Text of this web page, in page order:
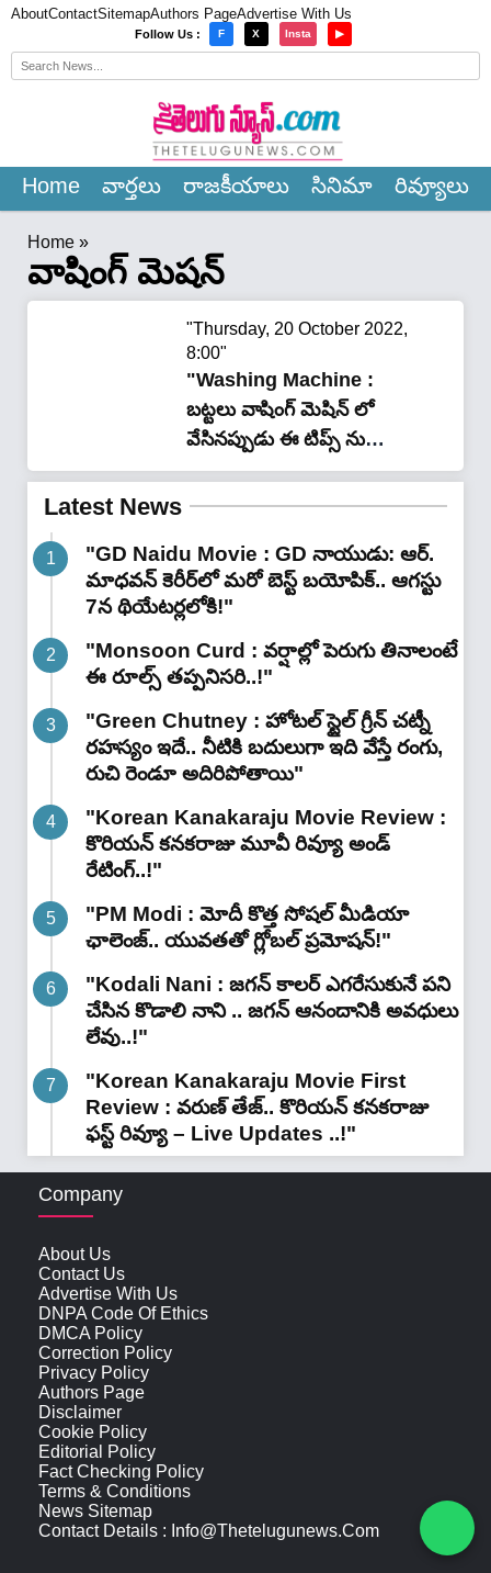
AboutContactSitemapAuthors PageAdvertise With Us
Follow Us : F X Insta ▶
Home వార్త‌లు రాజ‌కీయాలు సినిమా రివ్యూలు
Home »
వాషింగ్ మెషన్
"Thursday, 20 October 2022,
8:00"
"Washing Machine :
బట్టలు వాషింగ్ మెషిన్ లో
వేసినప్పుడు ఈ టిప్స్ ను
పాటించండి.. అతి తక్కువ
Latest News
"GD Naidu Movie : GD నాయుడు: ఆర్.
మాధవన్‌ కెరీర్‌లో మరో బెస్ట్ బయోపిక్.. ఆగస్టు
7న థియేటర్లలోకి!"
"Monsoon Curd : వర్షాల్లో పెరుగు తినాలంటే
ఈ రూల్స్ తప్పనిసరి..!"
"Green Chutney : హోటల్ స్టైల్ గ్రీన్ చట్నీ
రహస్యం ఇదే.. నీటికి బదులుగా ఇది వేస్తే రంగు,
రుచి రెండూ అదిరిపోతాయి"
"Korean Kanakaraju Movie Review :
కొరియన్ కనకరాజు మూవీ రివ్యూ అండ్
రేటింగ్‌..!"
"PM Modi : మోదీ కొత్త సోషల్ మీడియా
ఛాలెంజ్.. యువతతో గ్లోబల్ ప్రమోషన్!"
"Kodali Nani : జగన్ కాలర్ ఎగరేసుకునే పని
చేసిన కొడాలి నాని .. జగన్ ఆనందానికి అవధులు
లేవు..!"
"Korean Kanakaraju Movie First
Review : వరుణ్ తేజ్.. కొరియన్ కనకరాజు
ఫస్ట్ రివ్యూ – Live Updates ..!"
Company
About Us
Contact Us
Advertise With Us
DNPA Code Of Ethics
DMCA Policy
Correction Policy
Privacy Policy
Authors Page
Disclaimer
Cookie Policy
Editorial Policy
Fact Checking Policy
Terms & Conditions
News Sitemap
Contact Details : Info@thetelugunews.com